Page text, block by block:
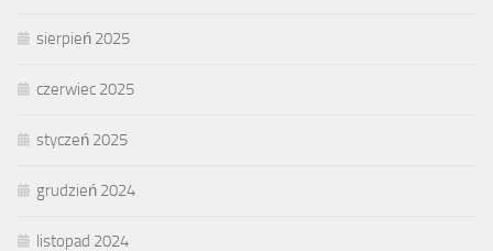
sierpień 2025
czerwiec 2025
styczeń 2025
grudzień 2024
listopad 2024